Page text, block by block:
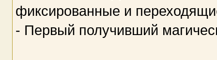
фиксированные и
- Первый получивший